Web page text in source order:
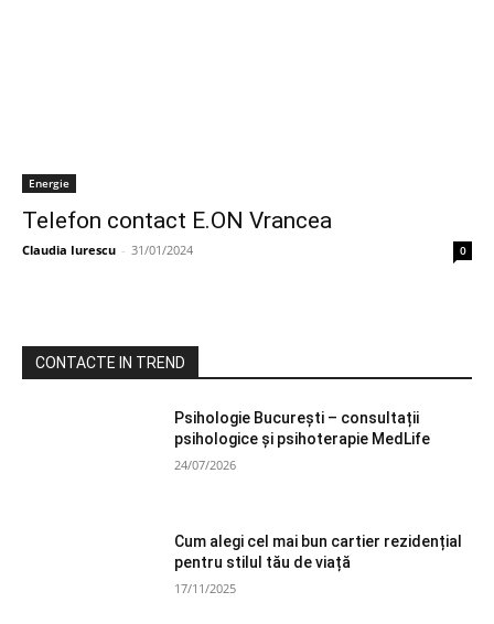
Energie
Telefon contact E.ON Vrancea
Claudia Iurescu - 31/01/2024 0
CONTACTE IN TREND
Psihologie București – consultații
psihologice și psihoterapie MedLife
24/07/2026
Cum alegi cel mai bun cartier rezidențial
pentru stilul tău de viață
17/11/2025